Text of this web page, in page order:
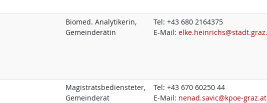
Biomed. Analytikerin,
Gemeinderätin
Tel:+43 680 2164375
E-Mail:
Magistratsbediensteter,
Gemeinderat
Tel:+43 670 60250 44
E-Mail: nenad.savic@kpoe-graz.at